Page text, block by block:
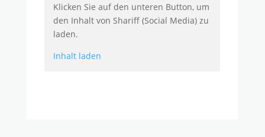
Klicken Sie auf den unteren Button, um
den Inhalt von Shariff (Social Media) zu
laden.
Inhalt laden